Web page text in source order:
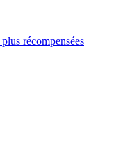
récompensées